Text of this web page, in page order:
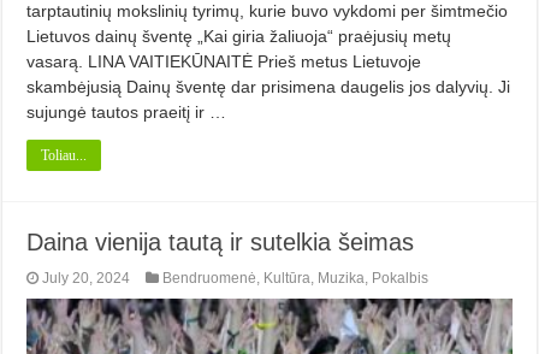
tarptautinių mokslinių tyrimų, kurie buvo vykdomi per šimtmečio
Lietuvos dainų šventę „Kai giria žaliuoja“ praėjusių metų
vasarą. LINA VAITIEKŪNAITĖ Prieš metus Lietuvoje
skambėjusią Dainų šventę dar prisimena daugelis jos dalyvių. Ji
sujungė tautos praeitį ir …
Toliau...
Daina vienija tautą ir sutelkia šeimas
July 20, 2024 Bendruomenė, Kultūra, Muzika, Pokalbis